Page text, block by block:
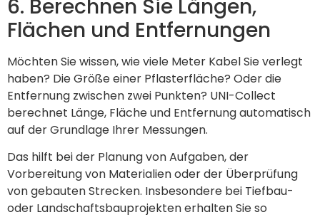
6. Berechnen Sie Längen,
Flächen und Entfernungen
Möchten Sie wissen, wie viele Meter Kabel Sie verlegt
haben? Die Größe einer Pflasterfläche? Oder die
Entfernung zwischen zwei Punkten? UNI-Collect
berechnet Länge, Fläche und Entfernung automatisch
auf der Grundlage Ihrer Messungen.
Das hilft bei der Planung von Aufgaben, der
Vorbereitung von Materialien oder der Überprüfung
von gebauten Strecken. Insbesondere bei Tiefbau-
oder Landschaftsbauprojekten erhalten Sie so